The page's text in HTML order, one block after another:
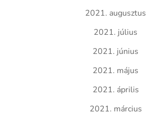
2021. augusztus
2021. július
2021. június
2021. május
2021. április
2021. március